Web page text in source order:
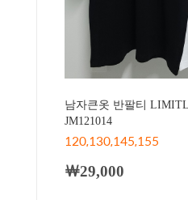
남자큰옷 반팔티
JM121014
120,130,145,155
￦29,000